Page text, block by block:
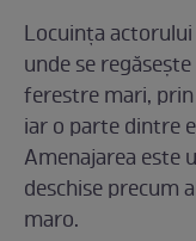
Locuința
unde se
ferestre mari,
iar o parte dintre
Amenajarea este
deschise precum
maro.